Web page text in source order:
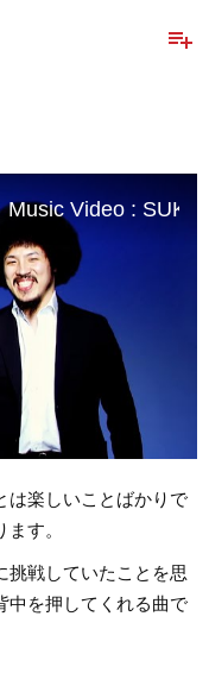
playlist_add
Video :
は楽しいことばかりで
す。
挑戦していたことを思
中を押してくれる曲で